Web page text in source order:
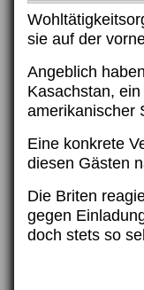
sie auf der
Angeblich
Kasachstan,
amerikanischer
Eine konkrete
diesen Gästen
Die Briten
gegen
doch stets so